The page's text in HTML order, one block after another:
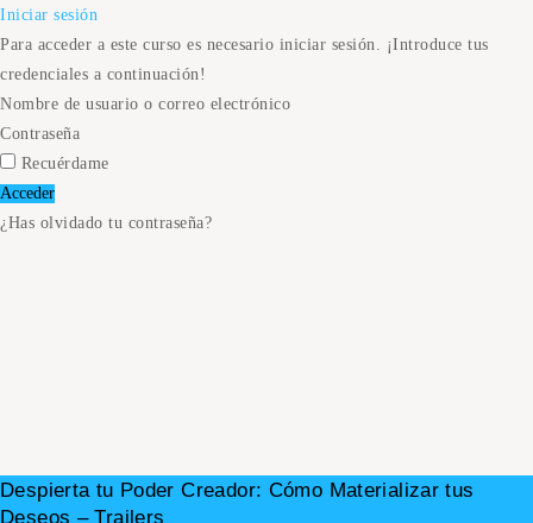
Iniciar sesión
Para acceder a este curso es necesario iniciar sesión. ¡Introduce tus
credenciales a continuación!
Nombre de usuario o correo electrónico
Contraseña
Recuérdame
¿Has olvidado tu contraseña?
Despierta tu Poder Creador: Cómo Materializar tus
Deseos – Trailers